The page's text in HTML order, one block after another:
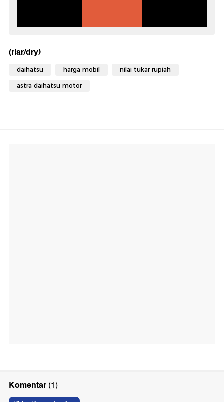
(riar/dry)
daihatsu harga mobil nilai tukar rupiah
astra daihatsu motor